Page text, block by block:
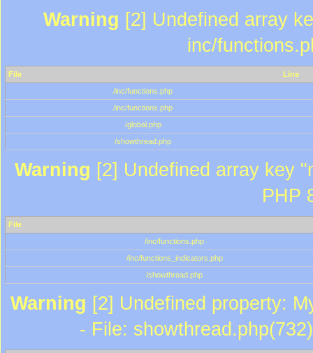
Warning [2] Undefined array
inc/
File
Line
/inc/functions.php
/inc/functions.php
/global.php
/showthread.php
Warning [2] Undefined array key
PHP
File
/inc/functions.php
/inc/functions_indicators.php
/showthread.php
Warning [2] Undefined property:
- File: